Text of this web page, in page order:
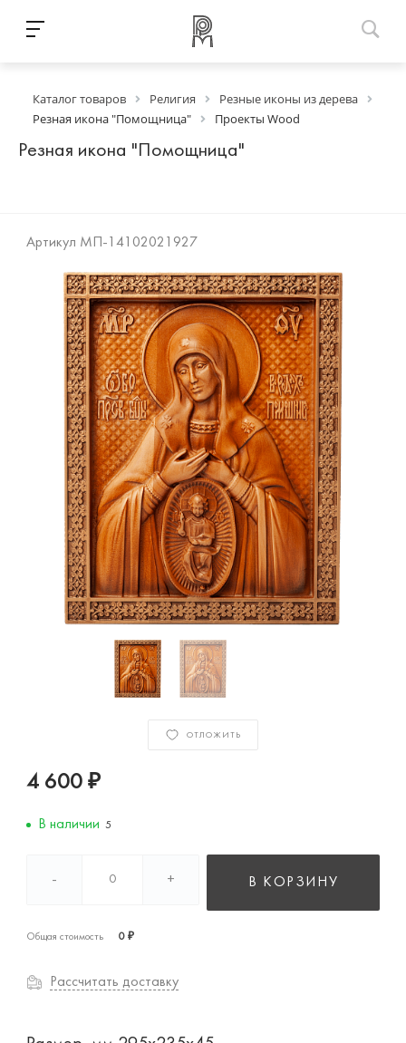
Каталог товаров Религия
Резные иконы из дерева
Резная икона "Помощница"
Проекты Wood
Резная икона "Помощница"
Артикул МП-14102021927
ОТЛОЖИТЬ
4 600 ₽
В наличии 5
- + В КОРЗИНУ
Общая стоимость 0 ₽
Рассчитать доставку